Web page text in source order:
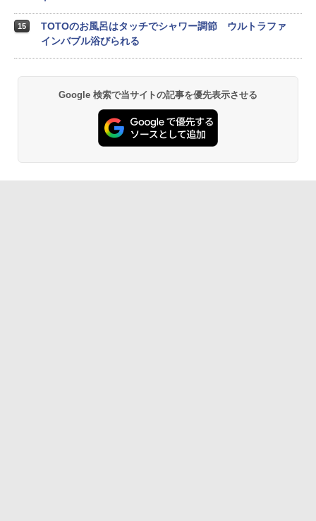
15
TOTOのお風呂はタッチでシャワー調節 ウルトラファ
インバブル浴びられる
Google 検索で当サイトの記事を優先表示させる